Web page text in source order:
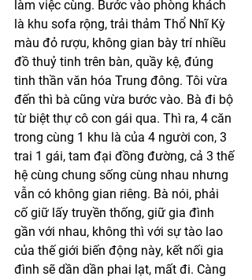
làm việc cùng. Bước vào phòng khách
là khu sofa rộng, trải thảm Thổ Nhĩ Kỳ
màu đỏ rượu, không gian bày trí nhiều
đồ thuỷ tinh trên bàn, quầy kệ, đúng
tinh thần văn hóa Trung đông. Tôi vừa
đến thì bà cũng vừa bước vào. Bà đi bộ
từ biệt thự cô con gái qua. Thì ra, 4 căn
trong cùng 1 khu là của 4 người con, 3
trai 1 gái, tam đại đồng đường, cả 3 thế
hệ cùng chung sống cùng nhau nhưng
vẫn có không gian riêng. Bà nói, phải
cố giữ lấy truyền thống, giữ gia đình
gần với nhau, không thì với sự tào lao
của thế giới biến động này, kết nối gia
đình sẽ dần dần phai lạt, mất đi. Càng